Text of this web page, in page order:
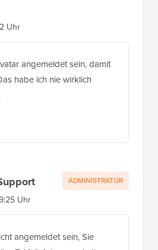
Uhr
angemeldet sein, damit
habe ich nie wirklich
Uhr
angemeldet sein, Sie
ADMINISTRATOR